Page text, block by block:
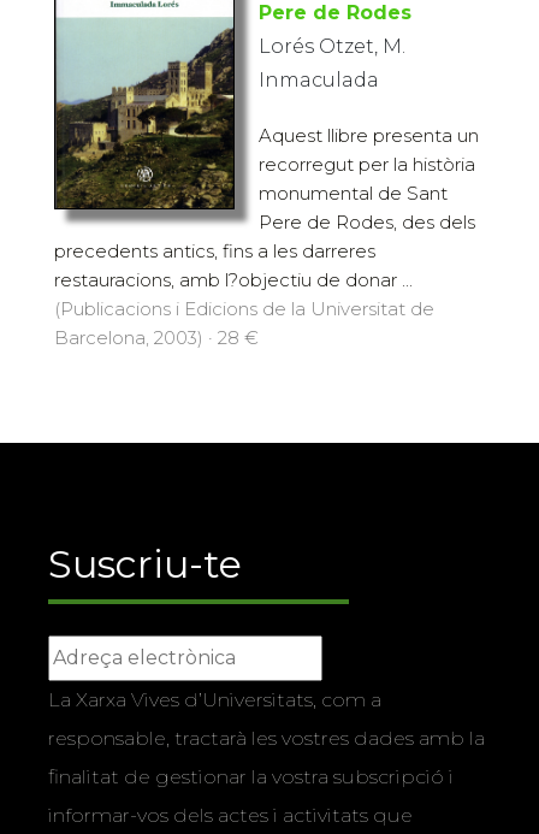
Pere de Rodes
Lorés Otzet, M.
Inmaculada
Aquest llibre presenta un
recorregut per la història
monumental de Sant
Pere de Rodes, des dels
precedents antics, fins a les darreres
restauracions, amb l?objectiu de donar ...
(Publicacions i Edicions de la Universitat de
Barcelona, 2003) · 28 €
Suscriu-te
La Xarxa Vives d’Universitats, com a
responsable, tractarà les vostres dades amb la
finalitat de gestionar la vostra subscripció i
informar-vos dels actes i activitats que